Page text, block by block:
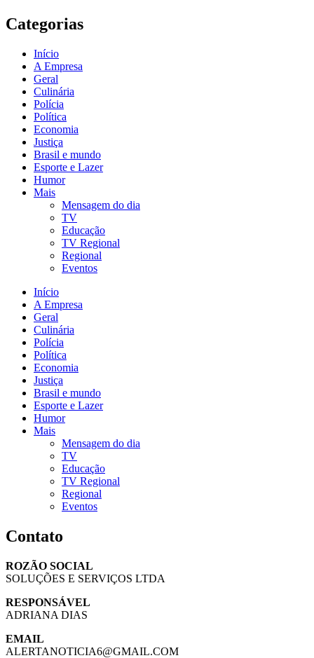
Categorias
Início
A Empresa
Geral
Culinária
Polícia
Política
Economia
Justiça
Brasil e mundo
Esporte e Lazer
Humor
Mais
Mensagem do dia
TV
Educação
TV Regional
Regional
Eventos
Início
A Empresa
Geral
Culinária
Polícia
Política
Economia
Justiça
Brasil e mundo
Esporte e Lazer
Humor
Mais
Mensagem do dia
TV
Educação
TV Regional
Regional
Eventos
Contato
ROZÃO SOCIAL
SOLUÇÕES E SERVIÇOS LTDA
RESPONSÁVEL
ADRIANA DIAS
EMAIL
ALERTANOTICIA6@GMAIL.COM